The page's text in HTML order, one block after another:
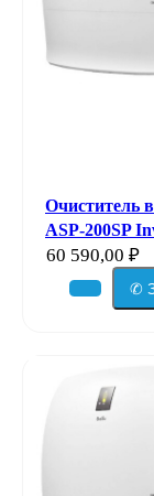
Очиститель
ASP-200SP
60 590,00 ₽
✆